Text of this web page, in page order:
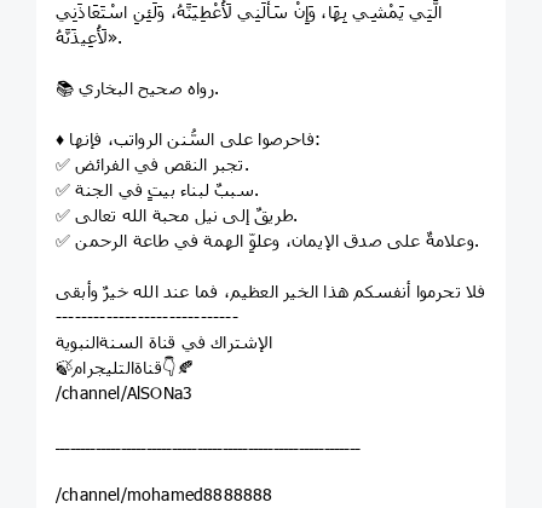
الَّتِي يَمْشِي بِهَا، وَإِنْ سَأَلَنِي لَأُعْطِيَنَّهُ، وَلَئِنِ اسْتَعَاذَنِي
لَأُعِيذَنَّهُ».
📚 رواه صحيح البخاري.
♦️ فاحرصوا على السُّنن الرواتب، فإنها:
✅ تجبر النقص في الفرائض.
✅ سببٌ لبناء بيتٍ في الجنة.
✅ طريقٌ إلى نيل محبة الله تعالى.
✅ وعلامةٌ على صدق الإيمان، وعلوِّ الهمة في طاعة الرحمن.
فلا تحرموا أنفسكم هذا الخير العظيم، فما عند الله خيرٌ وأبقى
‌‏-----------------------------
الإشتراك في قناة السنةالنبوية
🍃قناةالتليجرام👇🍂
/channel/AlSONa3
ــــــــــــــــــــــــــــــــــــــــــــــــــــــــــــ
/channel/mohamed8888888